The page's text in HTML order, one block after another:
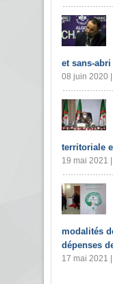
et sans-abri
08 juin 2020 |
territoriale
19 mai 2021 |
modalités
dépenses
17 mai 2021 |